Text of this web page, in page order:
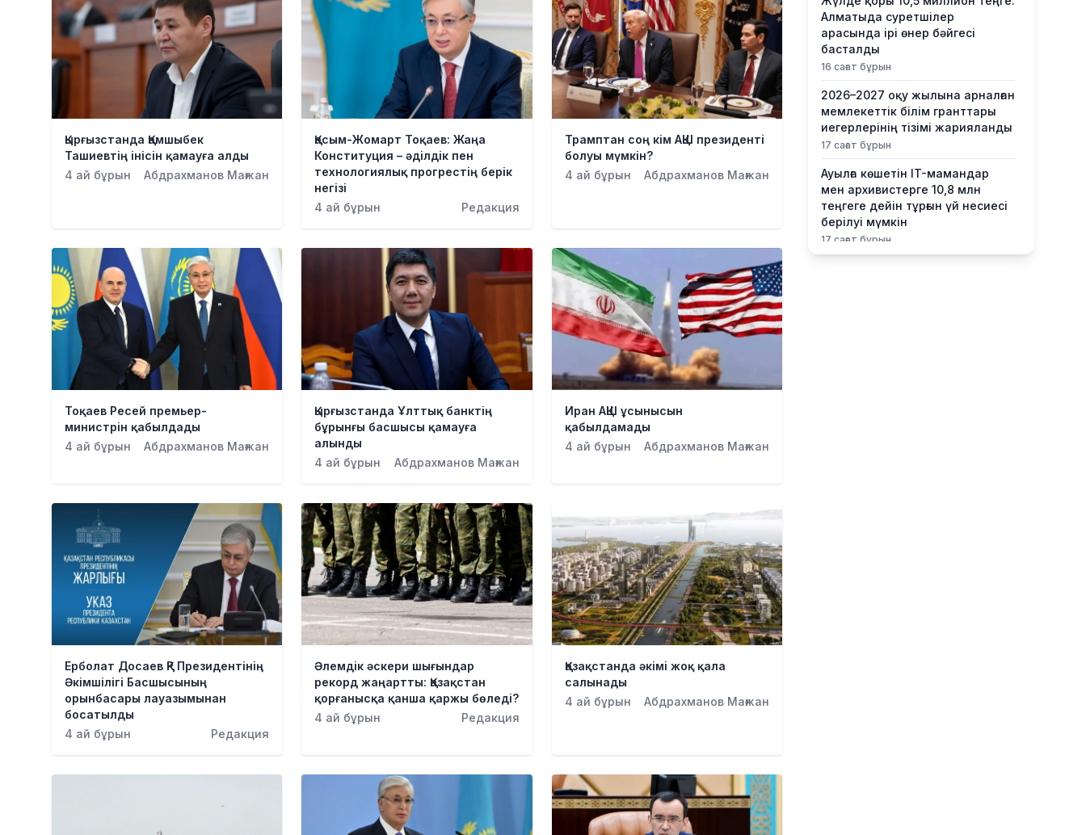
Қырғызстанда Қамшыбек
Ташиевтің інісін қамауға алды
4 ай бұрын
Абдрахманов Мағжан
Қасым-Жомарт Тоқаев: Жаңа
Конституция – әділдік пен
технологиялық прогрестің берік
негізі
4 ай бұрын
Редакция
Трамптан соң кім АҚШ президенті
болуы мүмкін?
4 ай бұрын
Абдрахманов Мағжан
Тоқаев Ресей премьер-
министрін қабылдады
4 ай бұрын
Абдрахманов Мағжан
Қырғызстанда Ұлттық банктің
бұрынғы басшысы қамауға
алынды
4 ай бұрын
Абдрахманов Мағжан
Иран АҚШ ұсынысын
қабылдамады
4 ай бұрын
Абдрахманов Мағжан
Ерболат Досаев ҚР Президентінің
Әкімшілігі Басшысының
орынбасары лауазымынан
босатылды
4 ай бұрын
Редакция
Әлемдік әскери шығындар
рекорд жаңартты: Қазақстан
қорғанысқа қанша қаржы бөледі?
4 ай бұрын
Редакция
Қазақстанда әкімі жоқ қала
салынады
4 ай бұрын
Абдрахманов Мағжан
Алматыда суретшілер
арасында ірі өнер бәйгесі
басталды
16 сағат бұрын
2026–2027 оқу жылына арналған
мемлекеттік білім гранттары
иегерлерінің тізімі жарияланды
17 сағат бұрын
Ауылға көшетін IT-мамандар
мен архивистерге 10,8 млн
теңгеге дейін тұрғын үй несиесі
берілуі мүмкін
17 сағат бұрын